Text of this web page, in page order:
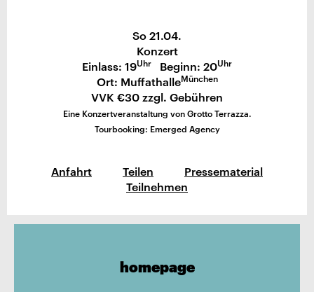
So 21.04.
Konzert
Einlass: 19Uhr Beginn: 20Uhr
Ort: MuffathalleMünchen
VVK €30 zzgl. Gebühren
Eine Konzertveranstaltung von Grotto Terrazza.
Tourbooking: Emerged Agency
Anfahrt Teilen
Pressematerial
Teilnehmen
homepage